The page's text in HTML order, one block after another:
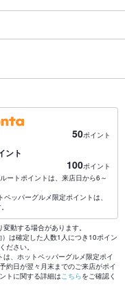
50ポイント
ント
100ポイント
ートポイントは、来店日から6～
ッパーグルメ限定ポイントは、
動する場合があります。
は確定した人数1人につき10ポイン
ださい。
、ホットペッパーグルメ限定ポイ
約日が翌々月末までのご来店がポイ
トに関する詳細はこちらをご確認く